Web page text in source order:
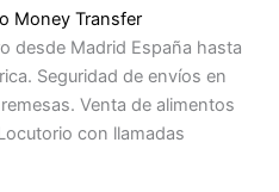
Money Transfer
desde Madrid España hasta
Seguridad de envíos en
Venta de alimentos
con llamadas